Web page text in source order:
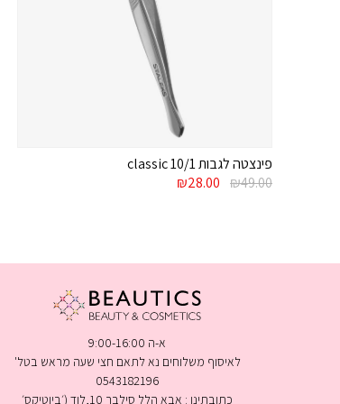
פינצטה לגבות classic 10/1
₪49.00
המחיר ₪28.00
א-ה 9:00-16:00
לאיסוף משלוחים נא לתאם חצי שעה מראש בטל'
0543182196
כתובתינו : אבא הלל סילבר 10,לוד (׳ביוטיקס׳